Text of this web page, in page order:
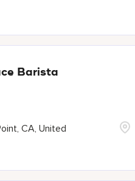
Barista
CA, United